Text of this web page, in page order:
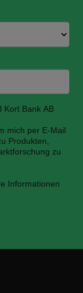
Kort Bank AB
mich per E-Mail
Produkten,
zu
Informationen